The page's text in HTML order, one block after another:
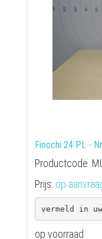
Fiocchi 24 PL -
Productcode
Prijs: op
op voorraad